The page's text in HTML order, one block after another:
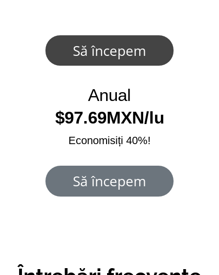
Să începem
Anual
$97.69MXN/lu
Economisiți 40%!
Să începem